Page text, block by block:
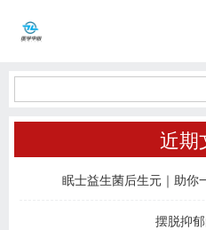
近期
眠士益生菌后生元｜助你
摆脱抑